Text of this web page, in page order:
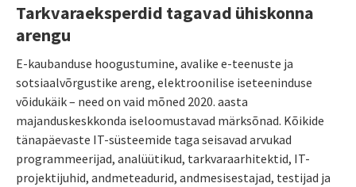
Tarkvaraeksperdid tagavad ühiskonna
arengu
E-kaubanduse hoogustumine, avalike e-teenuste ja
sotsiaalvõrgustike areng, elektroonilise iseteeninduse
võidukäik – need on vaid mõned 2020. aasta
majanduskeskkonda iseloomustavad märksõnad. Kõikide
tänapäevaste IT-süsteemide taga seisavad arvukad
programmeerijad, analüütikud, tarkvaraarhitektid, IT-
projektijuhid, andmeteadurid, andmesisestajad, testijad ja